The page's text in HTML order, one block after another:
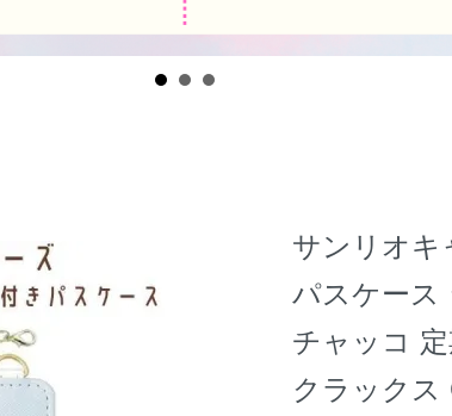
サンリオキ
パスケース
チャッコ
クラックス